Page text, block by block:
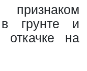
в грунте и
откачке на